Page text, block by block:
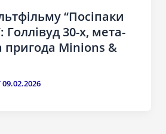
“Посіпаки
Голлівуд 30-х, мета-
пригода Minions &
09.02.2026